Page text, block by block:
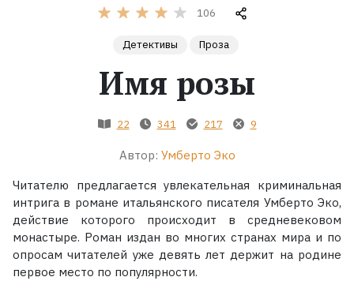
Экранизации
106
Детективы Проза
Имя розы
22 341 217 9
Автор: Умберто Эко
Читателю предлагается увлекательная криминальная
интрига в романе итальянского писателя Умберто Эко,
действие которого происходит в средневековом
монастыре. Роман издан во многих странах мира и по
опросам читателей уже девять лет держит на родине
первое место по популярности.